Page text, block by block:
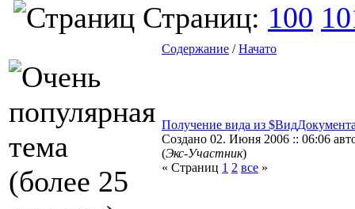
Страниц: 100
Содержание /Начато
Получение вида из
Создано 02. Июня 2006 :: 06:06
(Экс-Участник)
« Страниц 1 2 все »